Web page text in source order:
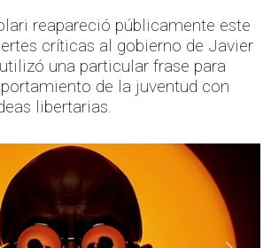
reapareció públicamente este
críticas al gobierno de Javier
una particular frase para
de la juventud con
libertarias.